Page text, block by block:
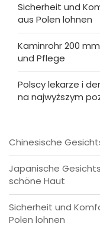
Sicherheit und
aus Polen lohnen
Kaminrohr 200
und Pflege
Polscy lekarze i
na najwyższym
Chinesische
Japanische
schöne Haut
Sicherheit und
Polen lohnen